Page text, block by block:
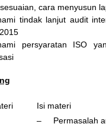
cara menyusun
tindak lanjut audit
persyaratan ISO
Isi materi
– Permasalah